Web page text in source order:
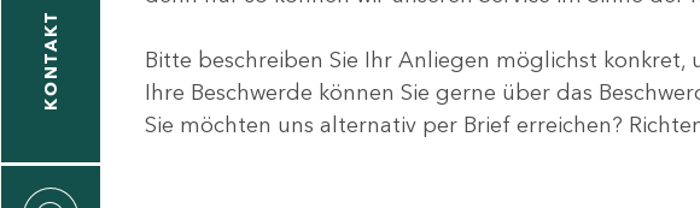
KONTAKT
Bitte beschreiben Sie Ihr Anliegen möglichst
Ihre Beschwerde können Sie gerne über das
Sie möchten uns alternativ per Brief erreichen?